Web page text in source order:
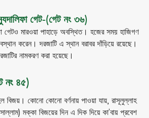
গেট-(গেট নং ৩৬)
গেটও মারওয়া পাহাড়ে অবস্থিত। হজের সময় হাজিগণ
করেন। দরজাটি এ স্থান বরাবর দাঁড়িয়ে রয়েছে।
নামকরণ করা হয়েছে।
নং ৪৫)
বিজয়। কোনো কোনো বর্ণনায় পাওয়া যায়, রাসূলুল্লাহ
মক্কা বিজয়ের দিন এ দিক দিয়ে কা’বায় প্রবেশ